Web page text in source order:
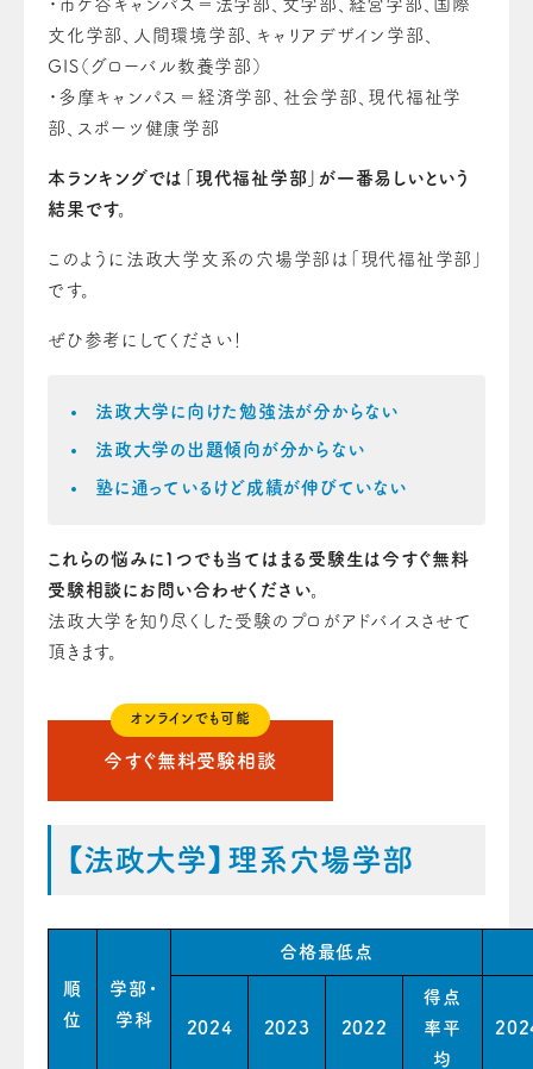
・市ケ谷キャンパス＝法学部、文学部、経営学部、国際
文化学部、人間環境学部、キャリアデザイン学部、
GIS（グローバル教養学部）
・多摩キャンパス＝経済学部、社会学部、現代福祉学
部、スポーツ健康学部
本ランキングでは「現代福祉学部」が一番易しいという
結果です。
このように法政大学文系の穴場学部は「現代福祉学部
です。
ぜひ参考にしてください！
法政大学に向けた勉強法が分からない
法政大学の出題傾向が分からない
塾に通っているけど成績が伸びていない
これらの悩みに1つでも当てはまる受験生は今すぐ無料
受験相談にお問い合わせください。
法政大学を知り尽くした受験のプロがアドバイスさせて
頂きます。
オンラインでも可能
今すぐ無料受験相談
【法政大学】理系穴場学部
順
位
学部・
学科
合格最低点
2024 2023 2022
得点
率平
均